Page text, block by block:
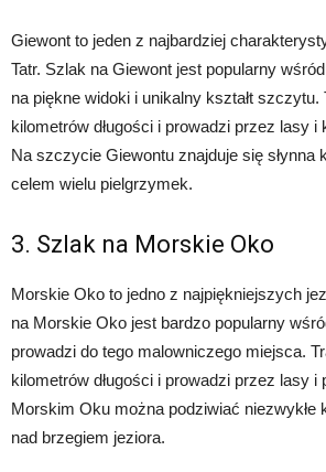
Giewont to jeden z najbardziej
Tatr. Szlak na Giewont jest popularny
na piękne widoki i unikalny kształt szczytu.
kilometrów długości i prowadzi przez lasy i
Na szczycie Giewontu znajduje się słynna
celem wielu pielgrzymek.
3. Szlak na Morskie Oko
Morskie Oko to jedno z najpiękniejszych
na Morskie Oko jest bardzo popularny
prowadzi do tego malowniczego miejsca.
kilometrów długości i prowadzi przez lasy i
Morskim Oku można podziwiać niezwykłe
nad brzegiem jeziora.